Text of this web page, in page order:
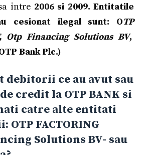
intre 2006 si 2009. Entitatile
cesionat ilegal sunt: OTP
Otp Financing Solutions BV,
Bank Plc.)
debitorii ce au avut sau
credit la OTP BANK si
catre alte entitati
FACTORING
Solutions BV- sau